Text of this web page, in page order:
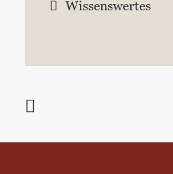
Wissenswertes